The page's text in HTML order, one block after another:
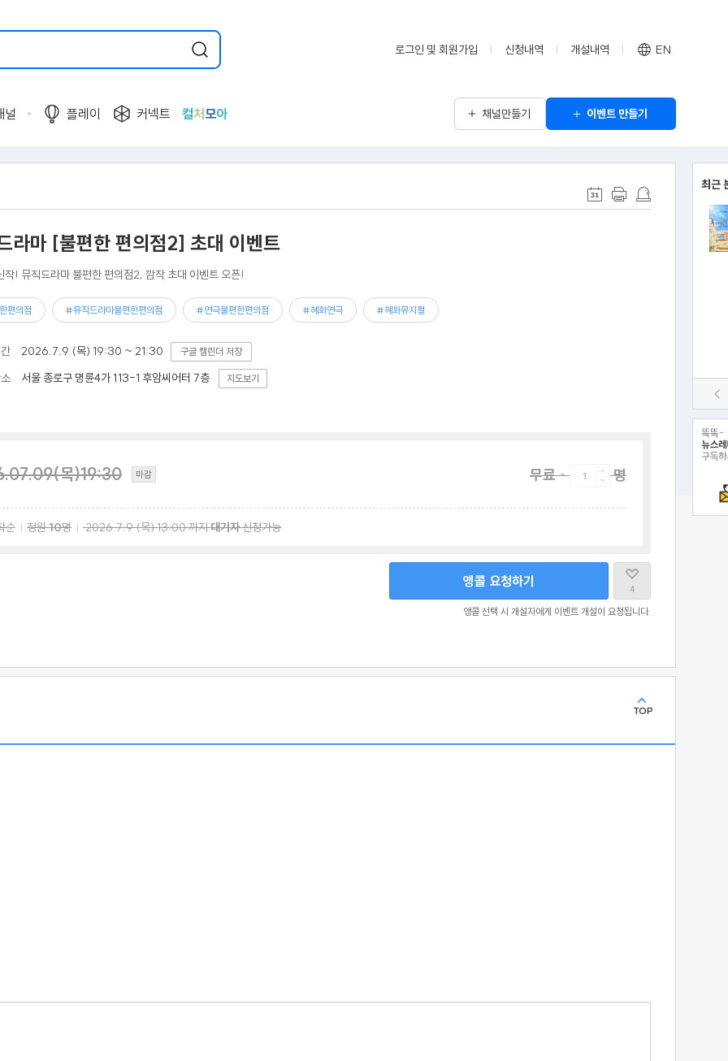
로그인 및 회원가입 신청내역 개설내역 EN
널 플레이 커넥트 컬처 모아 채널만들기 이벤트 만들기
최근
라마 [불편한 편의점2] 초대 이벤트
작! 뮤직드라마 불편한 편의점2, 깜작 초대 이벤트 오픈!
편의점 #뮤직드라마불편한편의점 #연극불편한편의점 #혜화연극 #혜화뮤지컬
2026.7.9 (목) 19:30 ~ 21:30 구글 캘린더 저장
서울 종로구 명륜4가 113-1 후암씨어터 7층 지도보기
목)19:30 마감 무료· 명
순 정원10명 2026.7.9(목)13:00까지대기자신청가능
4
앵콜 요청하기
앵콜 선택 시 개설자에게 이벤트 개설이 요청됩니다.
TOP